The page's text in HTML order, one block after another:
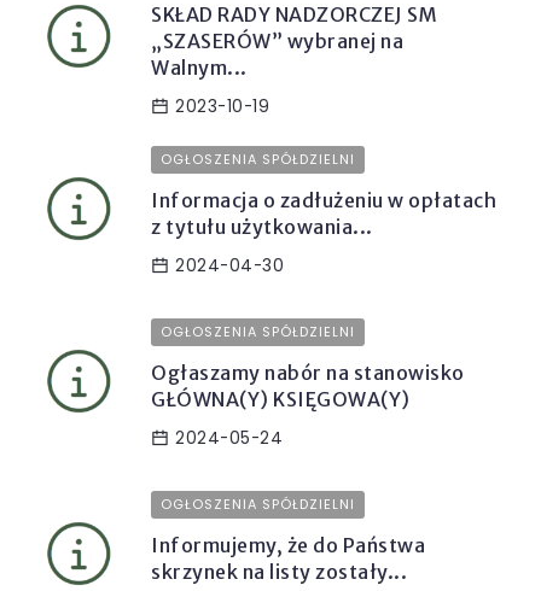
SKŁAD RADY NADZORCZEJ SM
„SZASERÓW” wybranej na
Walnym...
2023-10-19
OGŁOSZENIA SPÓŁDZIELNI
Informacja o zadłużeniu w opłatach
z tytułu użytkowania...
2024-04-30
OGŁOSZENIA SPÓŁDZIELNI
Ogłaszamy nabór na stanowisko
GŁÓWNA(Y) KSIĘGOWA(Y)
2024-05-24
OGŁOSZENIA SPÓŁDZIELNI
Informujemy, że do Państwa
skrzynek na listy zostały...